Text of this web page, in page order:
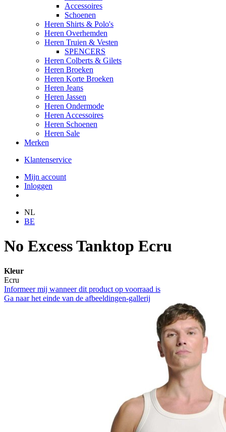
Accessoires
Schoenen
Heren Shirts & Polo's
Heren Overhemden
Heren Truien & Vesten
SPENCERS
Heren Colberts & Gilets
Heren Broeken
Heren Korte Broeken
Heren Jeans
Heren Jassen
Heren Ondermode
Heren Accessoires
Heren Schoenen
Heren Sale
Merken
Klantenservice
Mijn account
Inloggen
NL
BE
No Excess Tanktop Ecru
Kleur
Ecru
Informeer mij wanneer dit product op voorraad is
Ga naar het einde van de afbeeldingen-gallerij